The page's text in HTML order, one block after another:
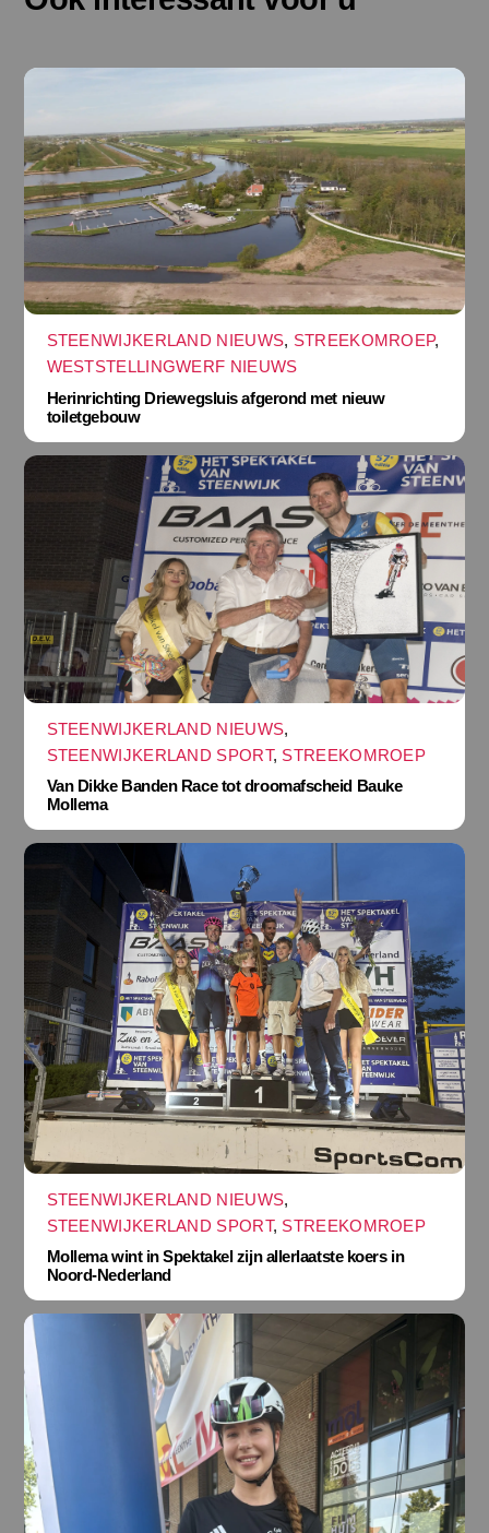
STEENWIJKERLAND NIEUWS, STREEKOMROEP,
WESTSTELLINGWERF NIEUWS
Herinrichting Driewegsluis afgerond met nieuw
toiletgebouw
STEENWIJKERLAND NIEUWS,
STEENWIJKERLAND SPORT, STREEKOMROEP
Van Dikke Banden Race tot droomafscheid Bauke
Mollema
STEENWIJKERLAND NIEUWS,
STEENWIJKERLAND SPORT, STREEKOMROEP
Mollema wint in Spektakel zijn allerlaatste koers in
Noord-Nederland